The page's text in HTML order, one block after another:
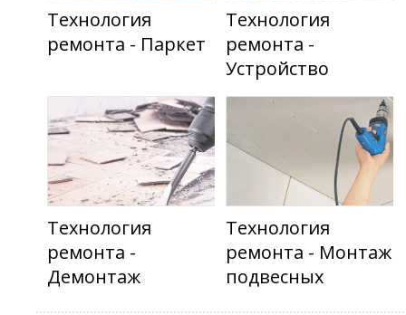
Технология
ремонта - Паркет
Технология
ремонта -
Устройство
перегородок
Технология
ремонта -
Демонтаж
Технология
ремонта - Монтаж
подвесных